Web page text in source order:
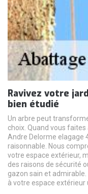
Ravivez votre
bien étudié
Un arbre peut
choix. Quand vous
Andre Delorme elagage
raisonnable. Nous
votre espace extérieur,
des raisons de sécurité
gazon sain et
à votre espace extérieur